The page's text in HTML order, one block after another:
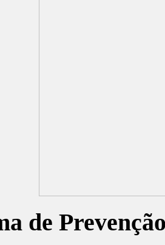
de